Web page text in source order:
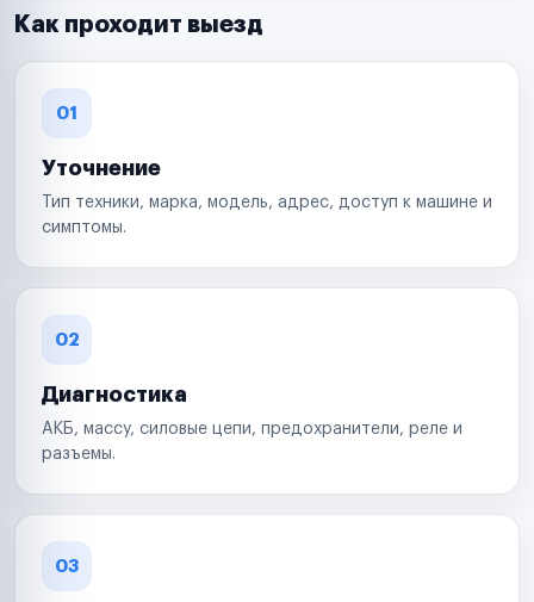
Как проходит выезд
01
Уточнение
Тип техники, марка, модель, адрес, доступ к машине и
симптомы.
02
Диагностика
АКБ, массу, силовые цепи, предохранители, реле и
разъемы.
03